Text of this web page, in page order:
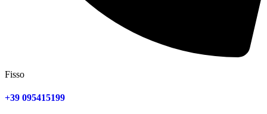
Fisso
+39 095415199